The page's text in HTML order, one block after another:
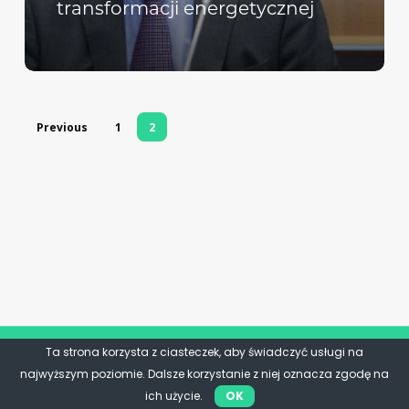
transformacji energetycznej
Previous 1 2
Ta strona korzysta z ciasteczek, aby świadczyć usługi na
najwyższym poziomie. Dalsze korzystanie z niej oznacza zgodę na
ich użycie.
OK